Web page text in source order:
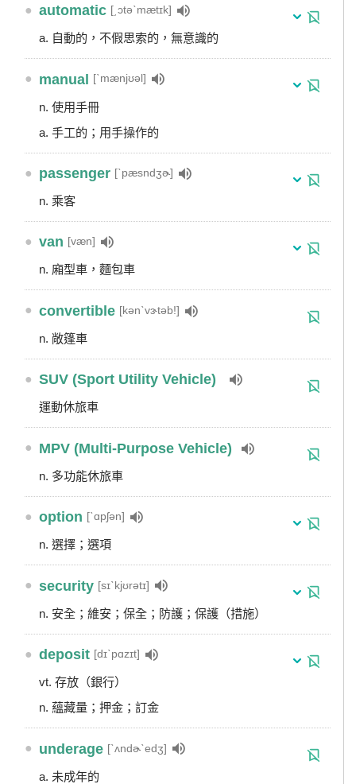
● automatic [͵ɔtəˋmætɪk]
a. 自動的，不假思索的，無意識的
● manual [ˋmænjʊəl]
n. 使用手冊
a. 手工的；用手操作的
● passenger [ˋpæsndʒɚ]
n. 乘客
● van [væn]
n. 廂型車，麵包車
● convertible [kənˋvɝtəb!]
n. 敞篷車
● SUV (Sport Utility Vehicle)
運動休旅車
● MPV (Multi-Purpose Vehicle)
n. 多功能休旅車
● option [ˋɑpʃən]
n. 選擇；選項
● security [sɪˋkjʊrətɪ]
n. 安全；維安；保全；防護；保護（措施）
● deposit [dɪˋpɑzɪt]
vt. 存放（銀行）
n. 蘊藏量；押金；訂金
● underage [ˋʌndɚˋedʒ]
a. 未成年的